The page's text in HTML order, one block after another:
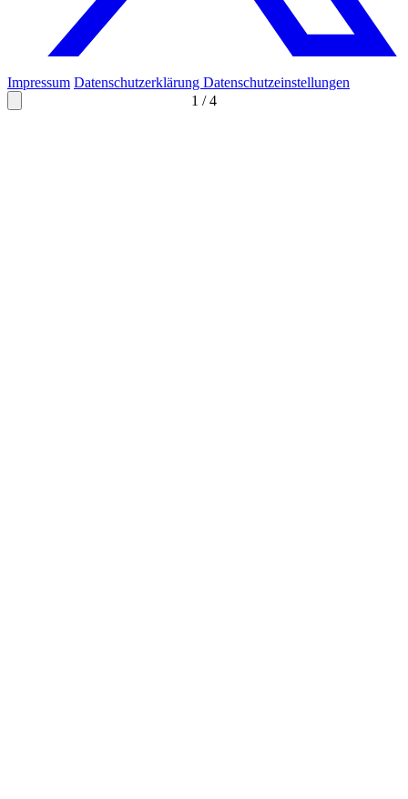
1 /4
Impressum Datenschutzerklärung Datenschutzeinstellungen